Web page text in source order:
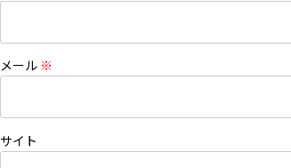
メール ※
サイト